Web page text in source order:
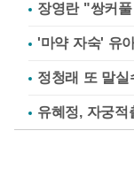
장영란 "쌍커
'마약 자숙' 유
정청래 또 말
유혜정, 자궁